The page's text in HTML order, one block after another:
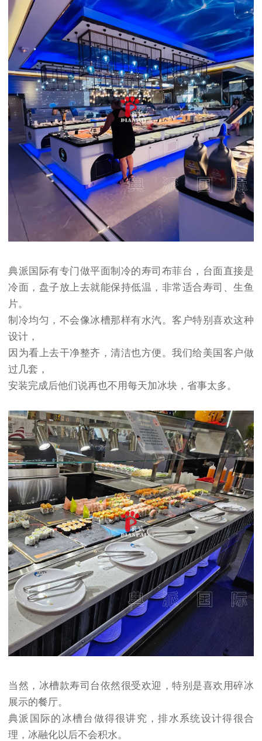
典派国际有专门做平面制冷的寿司布菲台，台面直接是
冷面，盘子放上去就能保持低温，非常适合寿司、生鱼
片。
制冷均匀，不会像冰槽那样有水汽。客户特别喜欢这种
设计，
因为看上去干净整齐，清洁也方便。我们给美国客户做
过几套，
安装完成后他们说再也不用每天加冰块，省事太多。
当然，冰槽款寿司台依然很受欢迎，特别是喜欢用碎冰
展示的餐厅。
典派国际的冰槽台做得很讲究，排水系统设计得很合
理，冰融化以后不会积水。